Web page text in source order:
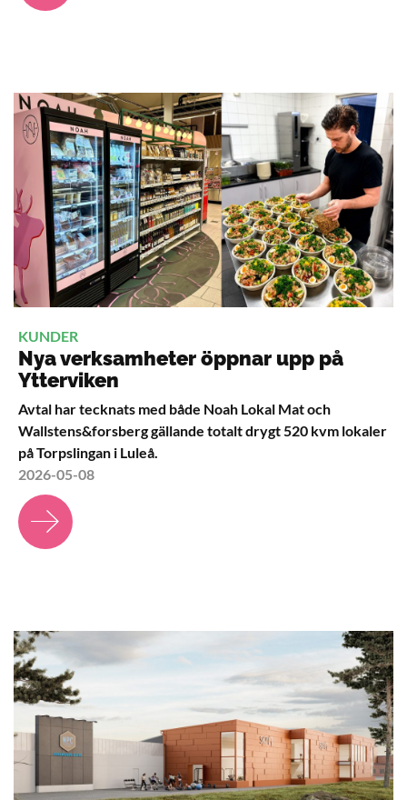
KUNDER
Nya verksamheter öppnar upp på
Ytterviken
Avtal har tecknats med både Noah Lokal Mat och
Wallstens&forsberg gällande totalt drygt 520 kvm lokaler
på Torpslingan i Luleå.
2026-05-08